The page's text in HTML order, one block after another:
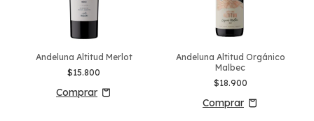
Andeluna Altitud Merlot
$15.800
Andeluna Altitud Orgánico
Malbec
$18.900